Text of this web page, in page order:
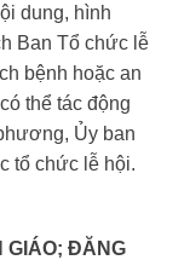
dung, hình
Ban Tổ chức lễ
bệnh hoặc an
thể tác động
Ủy ban
tổ chức lễ hội.
GIÁO; ĐĂNG